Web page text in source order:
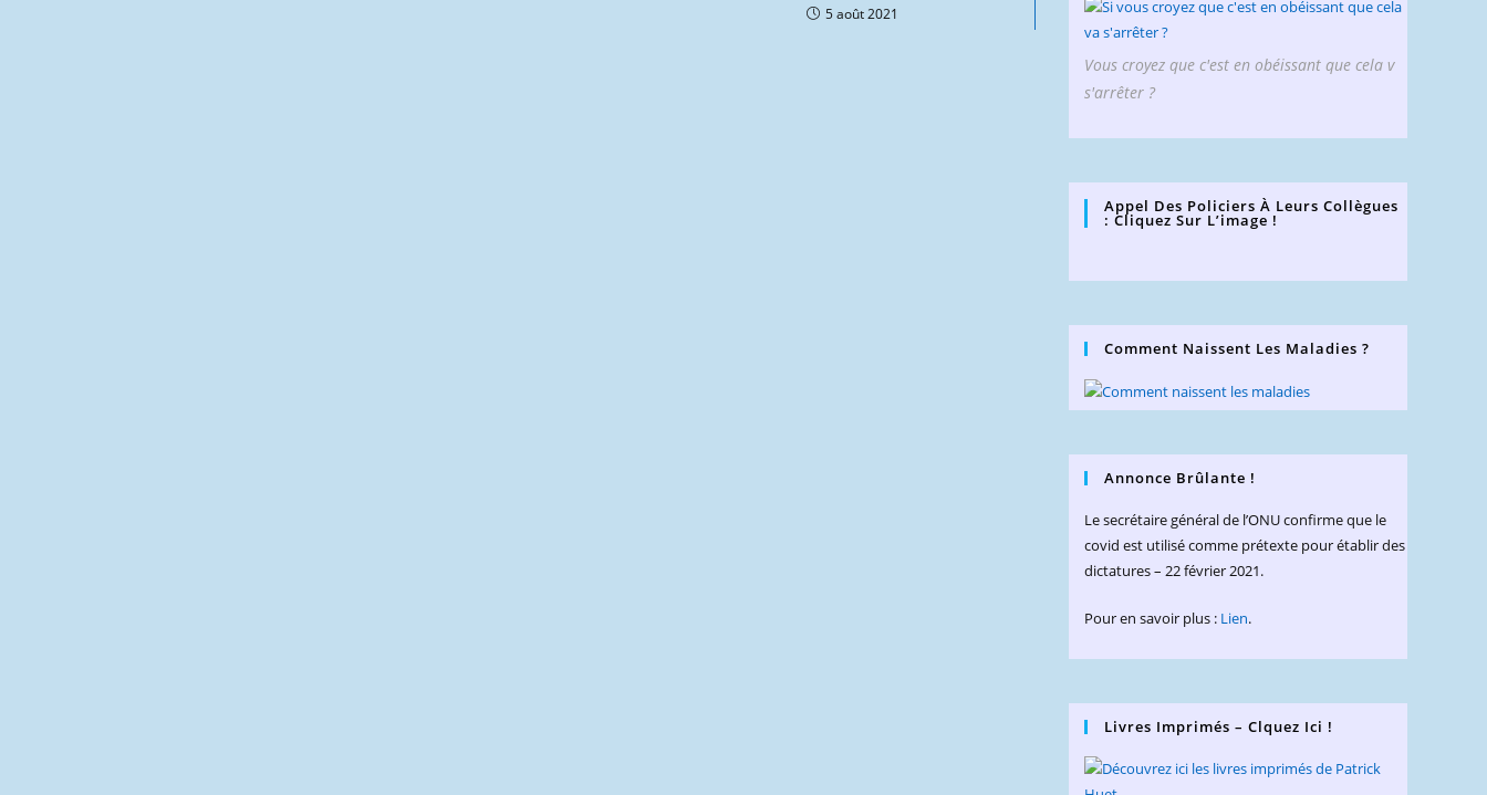
5 août 2021
Vous croyez que c'est en obéissant que cela v
s'arrêter ?
Appel Des Policiers À Leurs Collègues
: Cliquez Sur L’image !
Comment Naissent Les Maladies ?
Annonce Brûlante !
Le secrétaire général de l’ONU confirme que le
covid est utilisé comme prétexte pour établir des
dictatures – 22 février 2021.
Pour en savoir plus : Lien.
Livres Imprimés – Clquez Ici !